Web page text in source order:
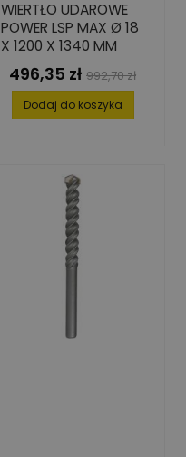
WIERTŁO UDAROWE
POWER LSP MAX Ø 18
X 1200 X 1340 MM
Cena
496,35 zł Cena
podstawowa
992,70 zł
Dodaj do koszyka